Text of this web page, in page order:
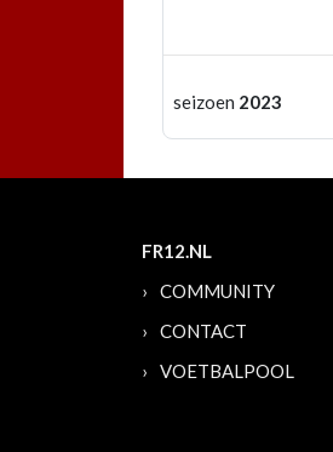
seizoen 2023
FR12.NL
COMMUNITY
CONTACT
VOETBALPOOL